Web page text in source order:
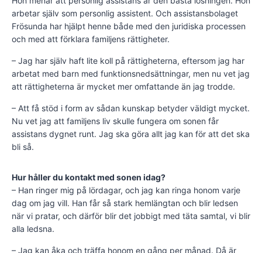
arbetar själv som personlig assistent. Och assistansbolaget
Frösunda har hjälpt henne både med den juridiska processen
och med att förklara familjens rättigheter.
– Jag har själv haft lite koll på rättigheterna, eftersom jag har
arbetat med barn med funktionsnedsättningar, men nu vet jag
att rättigheterna är mycket mer omfattande än jag trodde.
– Att få stöd i form av sådan kunskap betyder väldigt mycket.
Nu vet jag att familjens liv skulle fungera om sonen får
assistans dygnet runt. Jag ska göra allt jag kan för att det ska
bli så.
Hur håller du kontakt med sonen idag?
– Han ringer mig på lördagar, och jag kan ringa honom varje
dag om jag vill. Han får så stark hemlängtan och blir ledsen
när vi pratar, och därför blir det jobbigt med täta samtal, vi blir
alla ledsna.
– Jag kan åka och träffa honom en gång per månad. Då är